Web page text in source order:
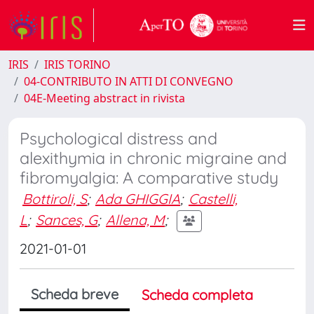
IRIS
IRIS TORINO
04-CONTRIBUTO IN ATTI DI CONVEGNO
04E-Meeting abstract in rivista
Psychological distress and
alexithymia in chronic migraine and
fibromyalgia: A comparative study
Bottiroli, S; Ada GHIGGIA; Castelli,
L; Sances, G; Allena, M;
2021-01-01
Scheda breve Scheda completa